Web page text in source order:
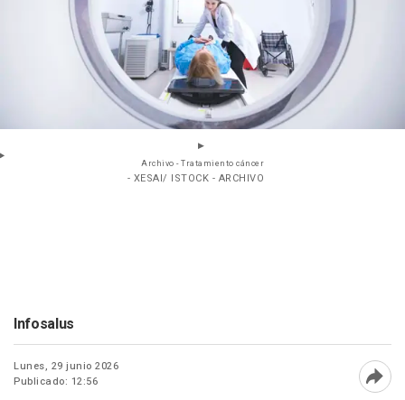
Archivo - Tratamiento cáncer
- XESAI/ ISTOCK - ARCHIVO
Infosalus
Lunes, 29 junio 2026
Publicado: 12:56